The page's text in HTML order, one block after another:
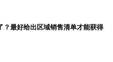
？最好给出区域销售清单才能获得